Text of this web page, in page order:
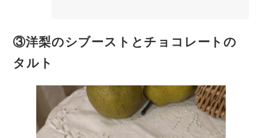
③洋梨のシブーストとチョコレートの
タルト